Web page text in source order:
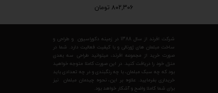
۸۰۲,۳۰۶ تومان
شرکت افرند از سال 1388 در زمینه دکوراسیون و طراحی و
ساخت مبلمان های ژورنالی و با کیفیت فعالیت دارد. شما در
صورت خرید از مجموعه افرند، میتوانید طراحی سه بعدی
منزل خود را دریافت کنید. در این صورت کاملا متوجه خواهید
بود که چه سبک مبلمان، با چه رنگبندی و در چه تعدادی باید
خریداری بفرمایید. علاوه بر این، نحوه چیدمان مبلمان نیز
برای شما کاملا واضح و آشکار خواهد بود.